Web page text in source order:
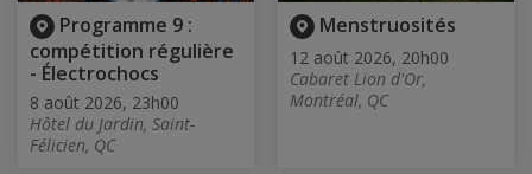
Programme 9 :
compétition régulière
- Électrochocs
8 août 2026, 23h00
Hôtel du Jardin, Saint-
Félicien, QC
Menstruosités
12 août 2026, 20h00
Cabaret Lion d'Or,
Montréal, QC